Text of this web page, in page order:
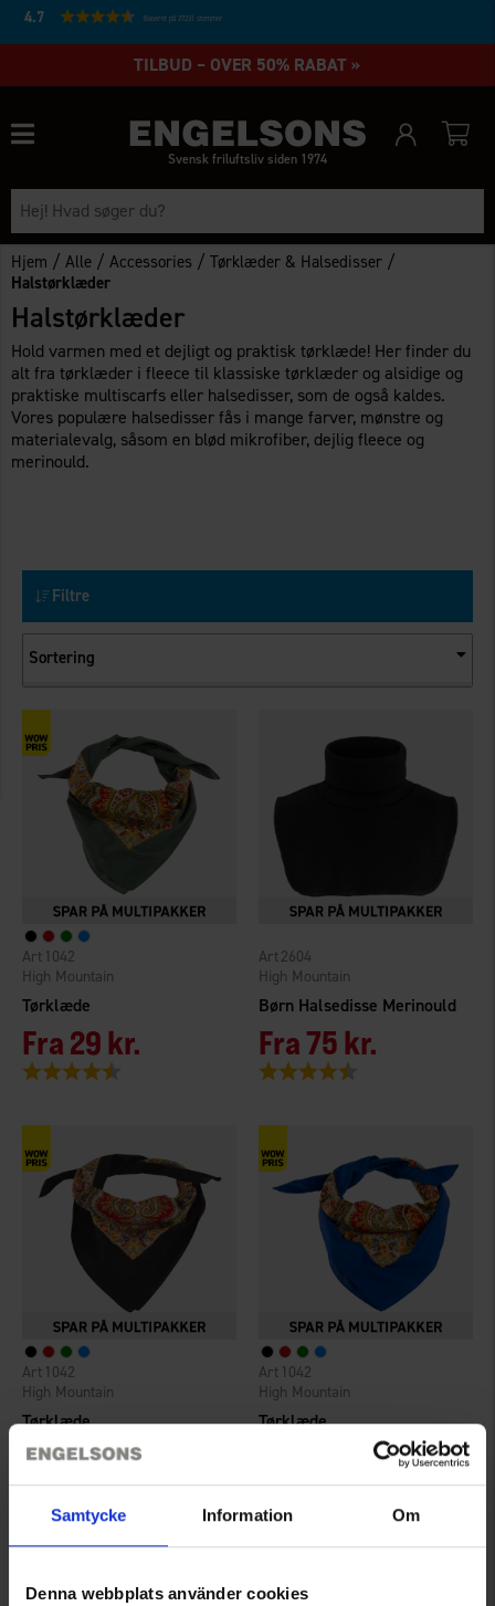
Samtycke Information Om
Denna webbplats använder cookies
4.7 Baseret på 27231 stemmer
TILBUD – OVER 50% RABAT »
Svensk friluftsliv siden 1974
Hjem /Alle /Accessories /Tørklæder & Halsedisser /
Halstørklæder
Halstørklæder
Hold varmen med et dejligt og praktisk tørklæde! Her finder du
alt fra tørklæder i fleece til klassiske tørklæder og alsidige og
praktiske multiscarfs eller halsedisser, som de også kaldes.
Vores populære halsedisser fås i mange farver, mønstre og
materialevalg, såsom en blød mikrofiber, dejlig fleece og
merinould.
Filtre
Sortering
Tørklæde
High Mountain
1042
Fra29 kr.
Vurdering:
Børn Halsedisse Merinould
High Mountain
2604
Fra75 kr.
Vurdering:
Tørklæde
High Mountain
1042
Fra29 kr.
Vurdering: 4.6 ud af 5 stjerner
Tørklæde
High Mountain
1042
29 kr.
Vurdering: 4.6 ud af 5 stjerner